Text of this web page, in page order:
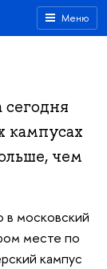
Меню
сегодня
кампусах
чем
в московский
месте по
кампус